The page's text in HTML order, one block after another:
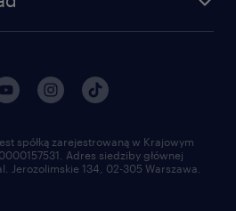
spółką zarejestrowaną w Krajowym
Adres siedziby głównej
Jerozolimskie 134, 02-305 Warszawa.